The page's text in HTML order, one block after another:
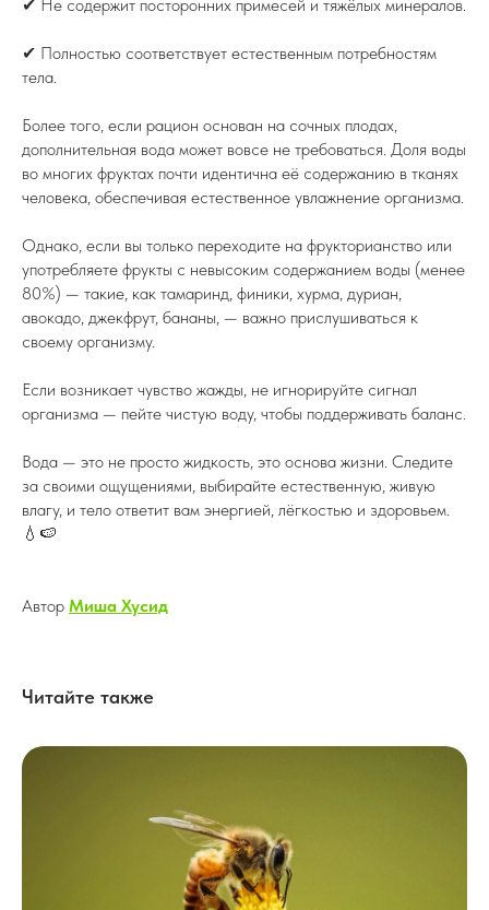
✔ Не содержит посторонних примесей и тяжёлых минералов.
✔ Полностью соответствует естественным потребностям
тела.
Более того, если рацион основан на сочных плодах,
дополнительная вода может вовсе не требоваться. Доля воды
во многих фруктах почти идентична её содержанию в тканях
человека, обеспечивая естественное увлажнение организма.
Однако, если вы только переходите на фрукторианство или
употребляете фрукты с невысоким содержанием воды (менее
80%) — такие, как тамаринд, финики, хурма, дуриан,
авокадо, джекфрут, бананы, — важно прислушиваться к
своему организму.
Если возникает чувство жажды, не игнорируйте сигнал
организма — пейте чистую воду, чтобы поддерживать баланс.
Вода — это не просто жидкость, это основа жизни. Следите
за своими ощущениями, выбирайте естественную, живую
влагу, и тело ответит вам энергией, лёгкостью и здоровьем.
💧🍉
Автор Миша Хусид
Читайте также